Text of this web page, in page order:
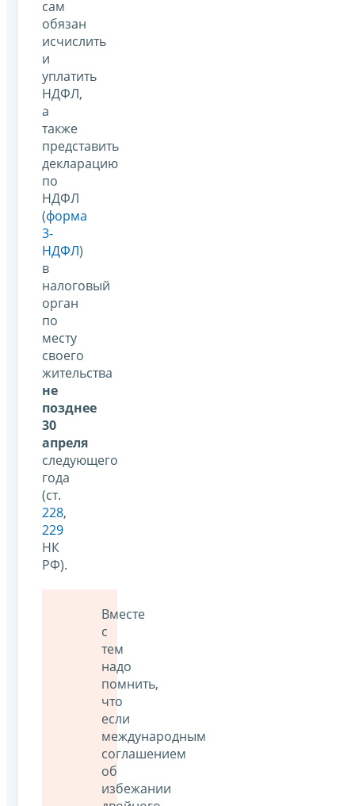
сам
обязан
исчислить
и
уплатить
НДФЛ,
а
также
представить
декларацию
по
НДФЛ
(форма
3-
НДФЛ)
в
налоговый
орган
по
месту
своего
жительства
не
позднее
30
апреля
следующего
года
(ст.
228,
229
НК
РФ).
Вместе
с
тем
надо
помнить,
что
если
международным
соглашением
об
избежании